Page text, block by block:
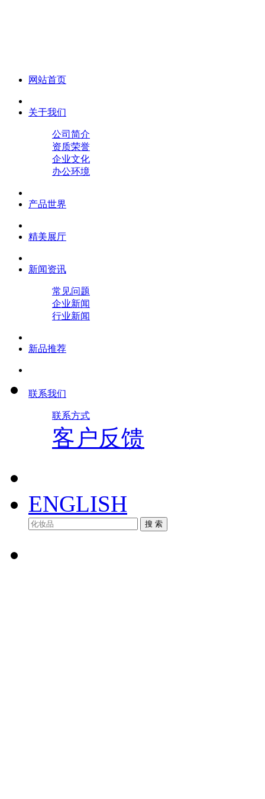
网站首页
关于我们
公司简介
资质荣誉
企业文化
办公环境
产品世界
精美展厅
新闻资讯
常见问题
企业新闻
行业新闻
新品推荐
联系我们
联系方式
客户反馈
ENGLISH